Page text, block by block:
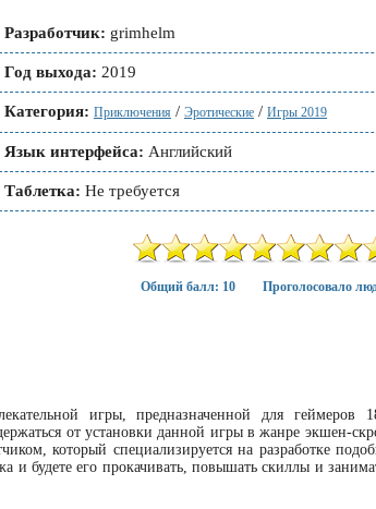
Разработчик: grimhelm
Год выхода: 2019
Категория: Приключения / Эротические / Игры 2019
Язык интерфейса: Английский
Таблетка: Не требуется
Общий балл: 10 Проголосовало
игры, предназначенной для геймеров
от установки данной игры в жанре экшен-
который специализируется на разработке
и будете его прокачивать, повышать скиллы и